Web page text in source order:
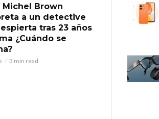
Michel Brown
a un detective
tras 23 años
¿Cuándo se
3 min read